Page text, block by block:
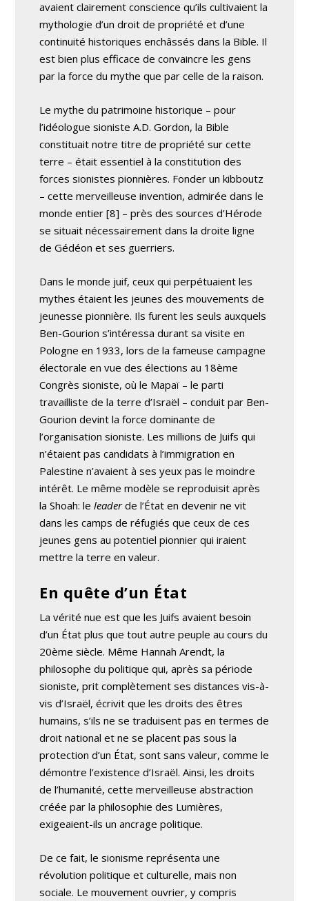
avaient clairement conscience qu’ils cultivaient la
mythologie d’un droit de propriété et d’une
continuité historiques enchâssés dans la Bible. Il
est bien plus efficace de convaincre les gens
par la force du mythe que par celle de la raison.
Le mythe du patrimoine historique – pour
l’idéologue sioniste A.D. Gordon, la Bible
constituait notre titre de propriété sur cette
terre – était essentiel à la constitution des
forces sionistes pionnières. Fonder un kibboutz
– cette merveilleuse invention, admirée dans le
monde entier [8] – près des sources d’Hérode
se situait nécessairement dans la droite ligne
de Gédéon et ses guerriers.
Dans le monde juif, ceux qui perpétuaient les
mythes étaient les jeunes des mouvements de
jeunesse pionnière. Ils furent les seuls auxquels
Ben-Gourion s’intéressa durant sa visite en
Pologne en 1933, lors de la fameuse campagne
électorale en vue des élections au 18ème
Congrès sioniste, où le Mapaï – le parti
travailliste de la terre d’Israël – conduit par Ben-
Gourion devint la force dominante de
l’organisation sioniste. Les millions de Juifs qui
n’étaient pas candidats à l’immigration en
Palestine n’avaient à ses yeux pas le moindre
intérêt. Le même modèle se reproduisit après
la Shoah: leleaderde l’État en devenir ne vit
dans les camps de réfugiés que ceux de ces
jeunes gens au potentiel pionnier qui iraient
mettre la terre en valeur.
En quête d’un État
La vérité nue est que les Juifs avaient besoin
d’un État plus que tout autre peuple au cours du
20ème siècle. Même Hannah Arendt, la
philosophe du politique qui, après sa période
sioniste, prit complètement ses distances vis-à-
vis d’Israël, écrivit que les droits des êtres
humains, s’ils ne se traduisent pas en termes de
droit national et ne se placent pas sous la
protection d’un État, sont sans valeur, comme le
démontre l’existence d’Israël. Ainsi, les droits
de l’humanité, cette merveilleuse abstraction
créée par la philosophie des Lumières,
exigeaient-ils un ancrage politique.
De ce fait, le sionisme représenta une
révolution politique et culturelle, mais non
sociale. Le mouvement ouvrier, y compris